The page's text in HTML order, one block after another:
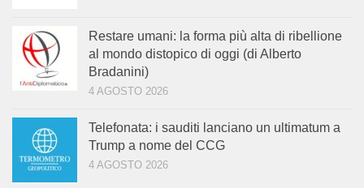
Restare umani: la forma più alta di ribellione
al mondo distopico di oggi (di Alberto
Bradanini)
4 AGOSTO 2026
Telefonata: i sauditi lanciano un ultimatum a
Trump a nome del CCG
4 AGOSTO 2026